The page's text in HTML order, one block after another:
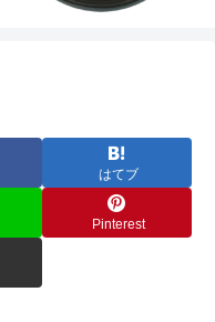
はてブ
Pinterest